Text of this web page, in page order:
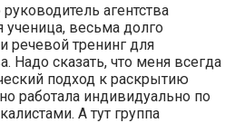
агентства
ученица, весьма долго
речевой тренинг для
Надо сказать, что меня всегда
подход к раскрытию
работала индивидуально по
А тут группа